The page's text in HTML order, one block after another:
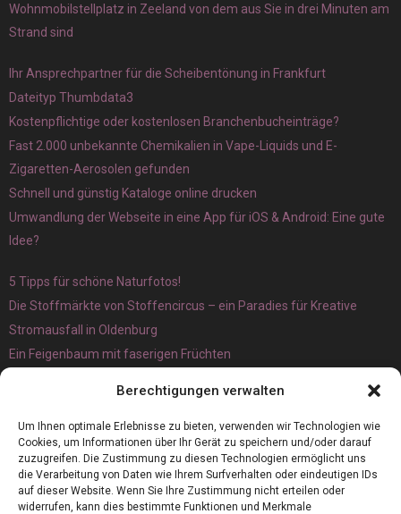
Berechtigungen verwalten
Um Ihnen optimale Erlebnisse zu bieten, verwenden wir Technologien wie
Cookies, um Informationen über Ihr Gerät zu speichern und/oder darauf
zuzugreifen. Die Zustimmung zu diesen Technologien ermöglicht uns
die Verarbeitung von Daten wie Ihrem Surfverhalten oder eindeutigen IDs
auf dieser Website. Wenn Sie Ihre Zustimmung nicht erteilen oder
widerrufen, kann dies bestimmte Funktionen und Merkmale
Wohnmobilstellplatz in Zeeland von dem aus Sie in drei Minuten am
Strand sind
Ihr Ansprechpartner für die Scheibentönung in Frankfurt
Dateityp Thumbdata3
Kostenpflichtige oder kostenlosen Branchenbucheinträge?
Fast 2.000 unbekannte Chemikalien in Vape-Liquids und E-
Zigaretten-Aerosolen gefunden
Schnell und günstig Kataloge online drucken
Umwandlung der Webseite in eine App für iOS & Android: Eine gute
Idee?
5 Tipps für schöne Naturfotos!
Die Stoffmärkte von Stoffencircus – ein Paradies für Kreative
Stromausfall in Oldenburg
Ein Feigenbaum mit faserigen Früchten
Magnetangeln